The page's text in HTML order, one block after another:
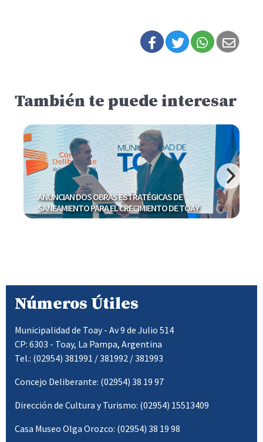
También te puede interesar
ANUNCIAN DOS OBRAS ESTRATÉGICAS DE
SANEAMIENTO PARA EL CRECIMIENTO DE TOAY
Números Útiles
Municipalidad de Toay - Av 9 de Julio 514
CP: 6303 - Toay, La Pampa, Argentina
Tel.: (02954) 381991 / 381992 / 381993
Concejo Deliberante: (02954) 38 19 97
Dirección de Cultura y Turismo: (02954) 15513409
Casa Museo Olga Orozco: (02954) 38 19 98